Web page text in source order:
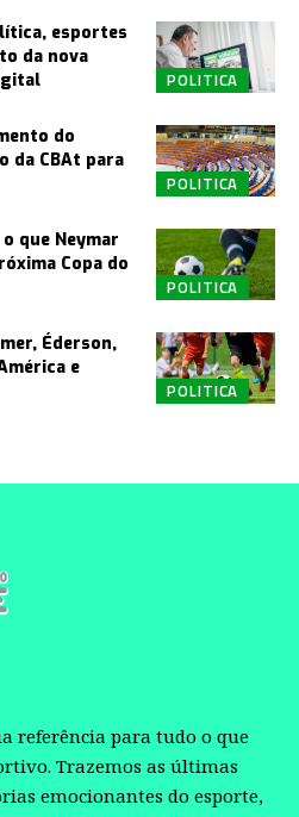
POLITICA
esportes
da nova
POLITICA
do
da CBAt para
POLITICA
que Neymar
Copa do
POLITICA
Éderson,
e
referência para tudo o que
Trazemos as últimas
emocionantes do esporte,